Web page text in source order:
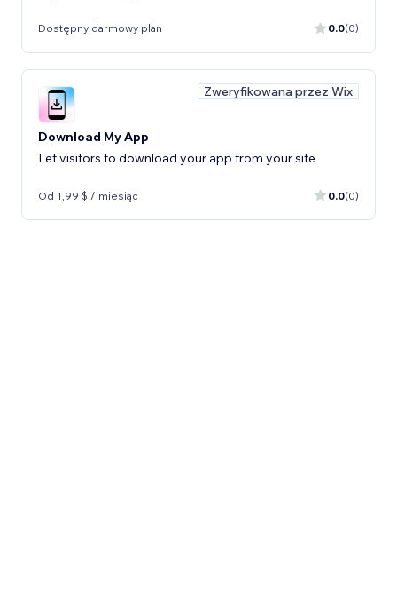
Dostępny darmowy plan 0.0(0)
Zweryfikowana przez Wix
Download My App
Let visitors to download your app from your site
Od 1,99 $ / miesiąc 0.0(0)